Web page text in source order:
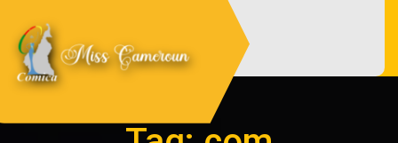
content
Miss Cameroun
Site officiel du comité d'organisation
Miss Cameroun